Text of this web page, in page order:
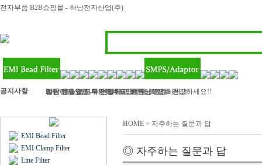
전자부품 B2B쇼핑몰 - 하남전자산업(주)
공지사항: 하남전자산업 - 라인필터, 인덕터, 트랜스 등..
2017 정유년 모두 건강하고 행복하세요
여름 휴가철이 다가왔네요? 회원님! 모두 건강하세요!!
벌써 11월 마지막주이네요..회원님 건강하세요!!
김민아님 입금 확인해주세요
EMI Bead Filter
EMI Clamp Filter
Line Filter
HOME > 자주하는 질문과 답
◎ 자주하는 질문과 답